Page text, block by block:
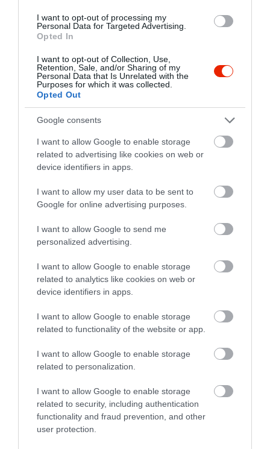
I want to opt-out of processing my
Personal Data for Targeted Advertising.
Opted In
I want to opt-out of Collection, Use,
Retention, Sale, and/or Sharing of my
Personal Data that Is Unrelated with the
Purposes for which it was collected.
Opted Out
Google consents
I want to allow Google to enable storage
related to advertising like cookies on web or
device identifiers in apps.
I want to allow my user data to be sent to
Google for online advertising purposes.
I want to allow Google to send me
personalized advertising.
I want to allow Google to enable storage
related to analytics like cookies on web or
device identifiers in apps.
I want to allow Google to enable storage
related to functionality of the website or app.
I want to allow Google to enable storage
related to personalization.
I want to allow Google to enable storage
related to security, including authentication
functionality and fraud prevention, and other
user protection.
Értékelések
5.0
Összesen 2
4 0
3 0
2 0
1 0
2016. November 10.
aki a hagyományos ízvilágot
kedveli, a házias ételeket, a
barátságos kiszolgálást, a
bátran, mert itt párosan, de
családdal, vagy még nagyobb
társasággal is kellemes órákat
tölthet el
a hely kitűnő azaz jeles